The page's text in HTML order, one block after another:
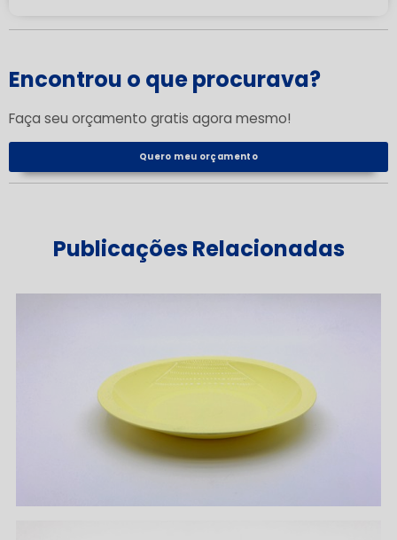
Encontrou o que procurava?
Faça seu orçamento gratis agora mesmo!
Quero meu orçamento
Publicações Relacionadas